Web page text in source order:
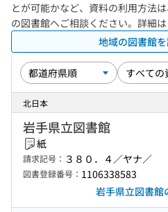
とが可能かなど、資料の利用方法
の図書館へご相談ください。詳細は
地域の図書館
北日本
岩手県立図書館
紙
請求記号： ３８０．４／ヤナ／
図書登録番号： 1106338583
岩手県立図書館